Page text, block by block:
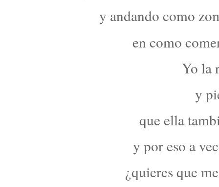
y andando como
en como
Yo la
y
que ella
y por eso a
¿quieres que